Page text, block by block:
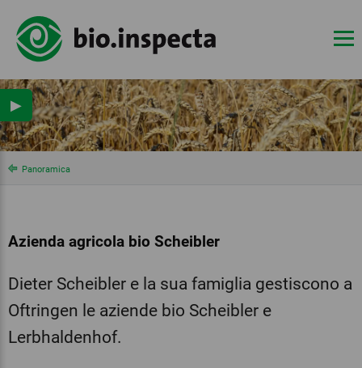
Panoramica
Azienda agricola bio Scheibler
Dieter Scheibler e la sua famiglia gestiscono a
Oftringen le aziende bio Scheibler e
Lerbhaldenhof.
▶